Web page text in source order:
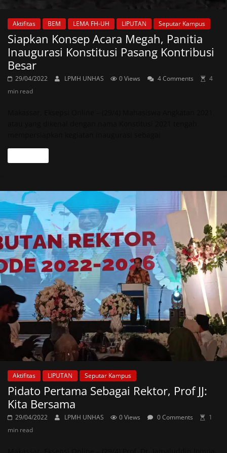
Aktifitas BEM LEMA FH-UH LIPUTAN Seputar Kampus
Siapkan Konsep Acara Megah, Panitia
Inaugurasi Konstitusi Pasang Kontribusi
Besar
29/04/2022 LPMH UNHAS 0 Views 4 Comments
4
min read
Aktifitas LIPUTAN Seputar Kampus
Pidato Pertama Sebagai Rektor, Prof JJ:
Kita Bersama
29/04/2022 LPMH UNHAS 0 Views 0 Comments
1
min read